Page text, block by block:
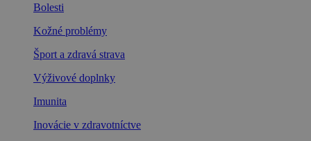
Bolesti
Kožné problémy
Šport a zdravá strava
Výživové doplnky
Imunita
Inovácie v zdravotníctve